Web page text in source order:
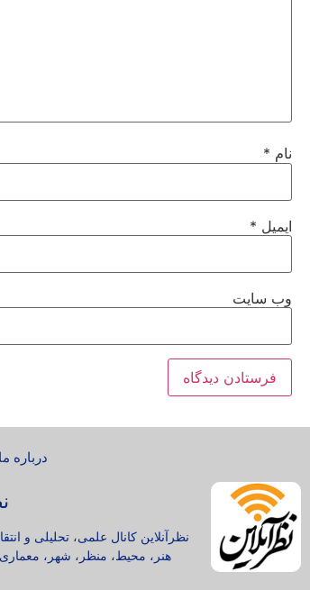
نام *
ایمیل *
وب‌ سایت
درباره ما
نظرآنلاین کانال علمی، تحلیلی و
هنر، محیط، منظر، شهر،